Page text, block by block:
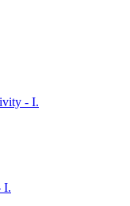
- I.
I.